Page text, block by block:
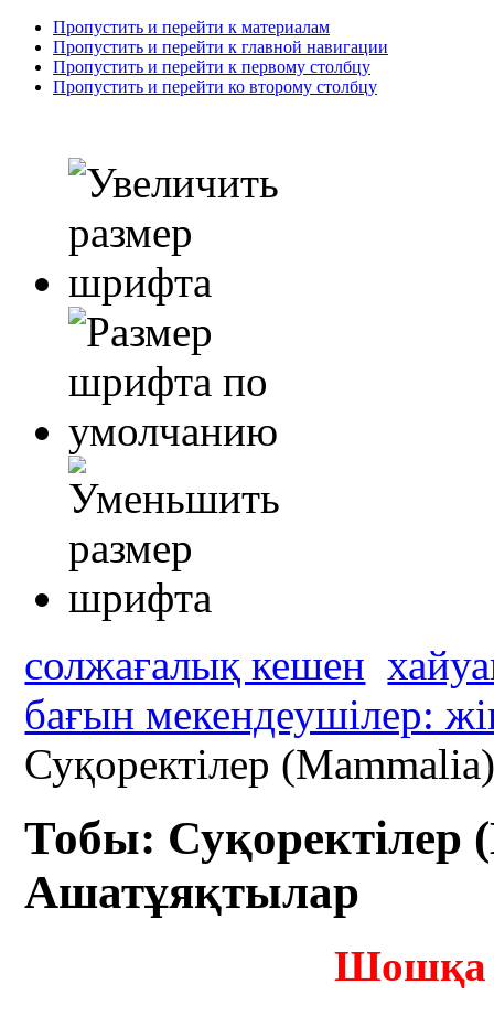
Пропустить и перейти к материалам
Пропустить и перейти к главной навигации
Пропустить и перейти к первому столбцу
Пропустить и перейти ко второму столбцу
солжағалық кешен
бағын мекендеушілер:
Суқоректілер
Тобы:
Ашатұяқтылар
Шошқа